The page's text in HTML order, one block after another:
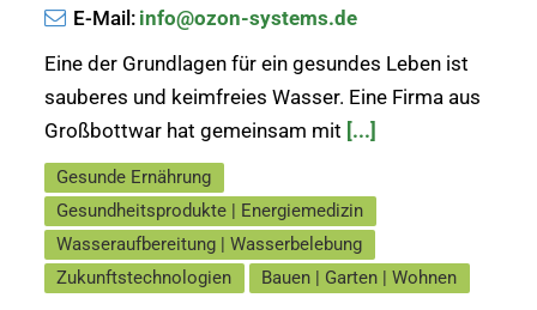
E-Mail: info@ozon-systems.de
Eine der Grundlagen für ein gesundes Leben ist
sauberes und keimfreies Wasser. Eine Firma aus
Großbottwar hat gemeinsam mit [...]
Gesunde Ernährung
Gesundheitsprodukte | Energiemedizin
Wasseraufbereitung | Wasserbelebung
Zukunftstechnologien
Bauen | Garten | Wohnen